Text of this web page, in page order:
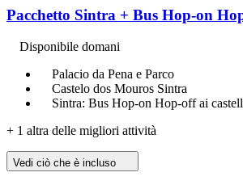
Pacchetto Sintra + Bus Hop-on
Disponibile domani
Palacio da Pena e Parco
Castelo dos Mouros Sintra
Sintra: Bus Hop-on Hop-off ai
+ 1 altra delle migliori attività
Vedi ciò che è incluso